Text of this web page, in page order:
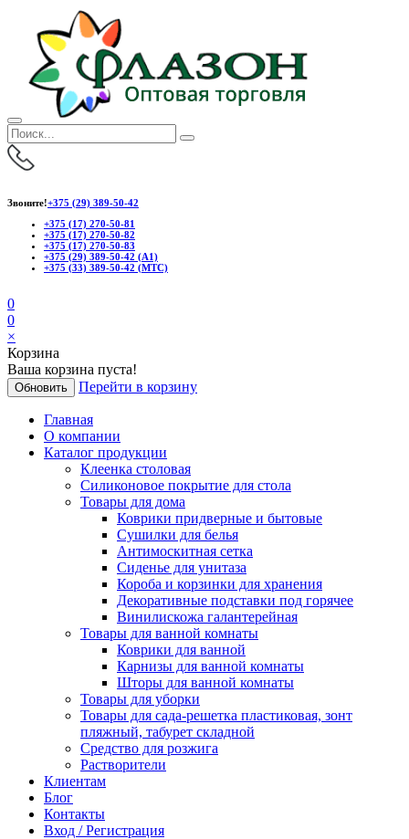
Звоните!+375 (29) 389-50-42
+375 (17) 270-50-81
+375 (17) 270-50-82
+375 (17) 270-50-83
+375 (29) 389-50-42 (А1)
+375 (33) 389-50-42 (МТС)
0
0
×
Корзина
Ваша корзина пуста!
Обновить Перейти в корзину
Главная
О компании
Каталог продукции
Клеенка столовая
Силиконовое покрытие для стола
Товары для дома
Коврики придверные и бытовые
Сушилки для белья
Антимоскитная сетка
Сиденье для унитаза
Короба и корзинки для хранения
Декоративные подставки под горячее
Винилискожа галантерейная
Товары для ванной комнаты
Коврики для ванной
Карнизы для ванной комнаты
Шторы для ванной комнаты
Товары для уборки
Товары для сада-решетка пластиковая, зонт
пляжный, табурет складной
Средство для розжига
Растворители
Клиентам
Блог
Контакты
Вход / Регистрация